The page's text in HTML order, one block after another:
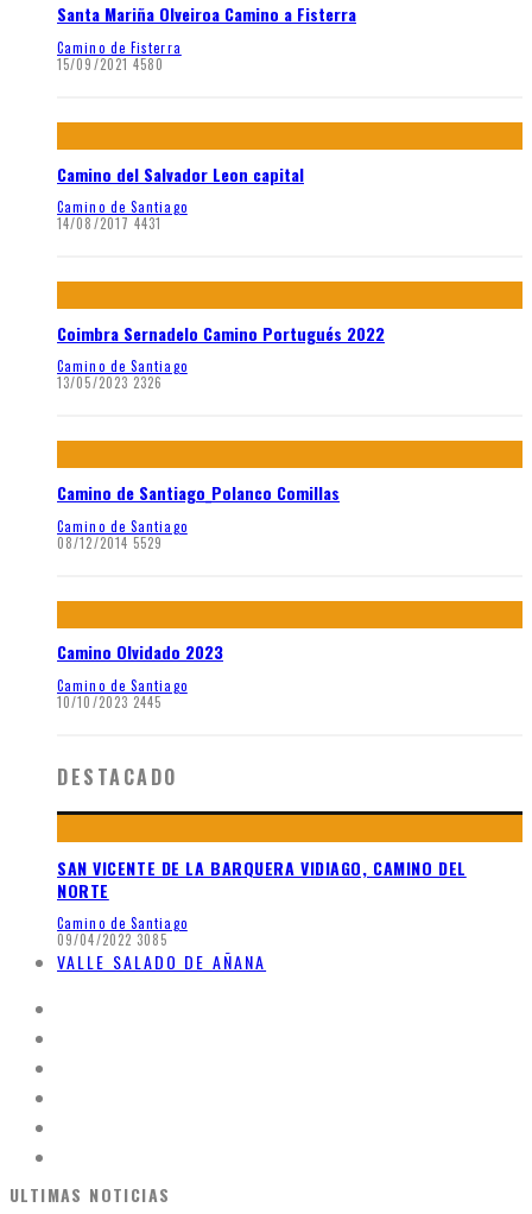
Santa Mariña Olveiroa Camino a Fisterra
Camino de Fisterra
15/09/2021 4580
Camino del Salvador Leon capital
Camino de Santiago
14/08/2017 4431
Coimbra Sernadelo Camino Portugués 2022
Camino de Santiago
13/05/2023 2326
Camino de Santiago_Polanco Comillas
Camino de Santiago
08/12/2014 5529
Camino Olvidado 2023
Camino de Santiago
10/10/2023 2445
DESTACADO
SAN VICENTE DE LA BARQUERA VIDIAGO, CAMINO DEL
NORTE
Camino de Santiago
09/04/2022 3085
VALLE SALADO DE AÑANA
ULTIMAS NOTICIAS